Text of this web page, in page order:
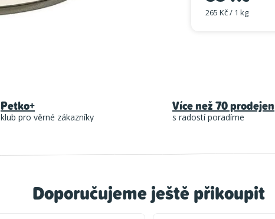
Měrná cena:
265 Kč / 1 kg
Doporučujeme ještě přikoupit
Petko+
klub pro věrné zákazníky
Více než 70 prodejen
s radostí poradíme